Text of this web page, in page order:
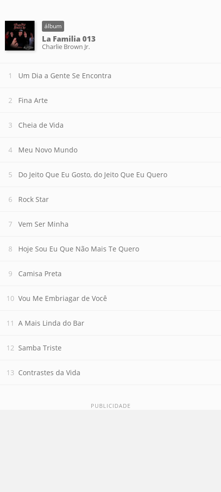
álbum
La Familia 013
Charlie Brown Jr.
Um Dia a Gente Se Encontra
Fina Arte
Cheia de Vida
Meu Novo Mundo
Do Jeito Que Eu Gosto, do Jeito Que Eu Quero
Rock Star
Vem Ser Minha
Hoje Sou Eu Que Não Mais Te Quero
Camisa Preta
Vou Me Embriagar de Você
A Mais Linda do Bar
Samba Triste
Contrastes da Vida